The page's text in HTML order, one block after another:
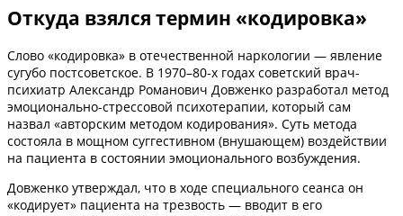
Откуда взялся термин «кодировка»
Слово «кодировка» в отечественной наркологии — явление
сугубо постсоветское. В 1970–80-х годах советский врач-
психиатр Александр Романович Довженко разработал метод
эмоционально-стрессовой психотерапии, который сам
назвал «авторским методом кодирования». Суть метода
состояла в мощном суггестивном (внушающем) воздействии
на пациента в состоянии эмоционального возбуждения.
Довженко утверждал, что в ходе специального сеанса он
«кодирует» пациента на трезвость — вводит в его